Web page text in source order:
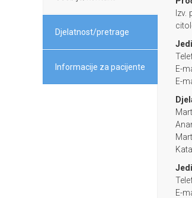
Djelatnost/pretrage
Informacije za pacijente
E-
E-
E-